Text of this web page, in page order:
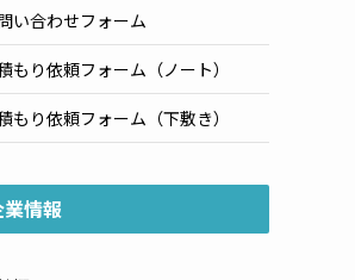
い合わせフォーム
もり依頼フォーム（ノート）
もり依頼フォーム（下敷き）
情報